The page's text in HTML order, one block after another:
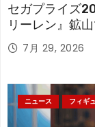
セガプライズ
リーレン』鉱
「フリーレン」
7月 29, 2026
ニュース フィギ